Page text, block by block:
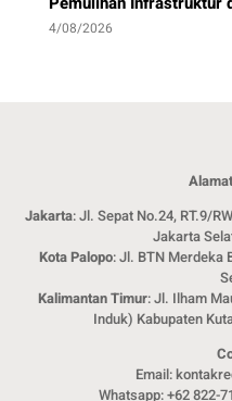
4/08/2026
Jakarta: Jl. Sepat No.24, RT.9/
Jakarta
Kota Palopo: Jl. BTN Merdeka
Kalimantan Timur: Jl. Ilham
Induk) Kabupaten
Email:
Whatsapp: +62 822-